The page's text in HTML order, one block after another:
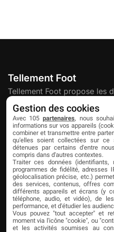
Tellement Foot
Tellement Foot propose les
actualités et nouveautés
au football.
Découvrir
À propos
Contact
Publicité
Liens
Mentions
Cookies
Gestion des cookies
Avec 105 partenaires, nous
informations sur vos appareils
combiner et transmettre entre
qu'elles soient collectées sur
détenues par certains d'entre
compris dans d'autres contextes.
Traiter ces données (identifiants,
programmes de fidélité, adresses
géolocalisation précise, etc.)
des services, contenus, offres
différents appareils et écrans (y
téléphone, audio, et vidéo), de
performance, et d'étudier les
Vous pouvez "tout accepter" et
moment via l'icône "cookie", ou
et les activités soumises au